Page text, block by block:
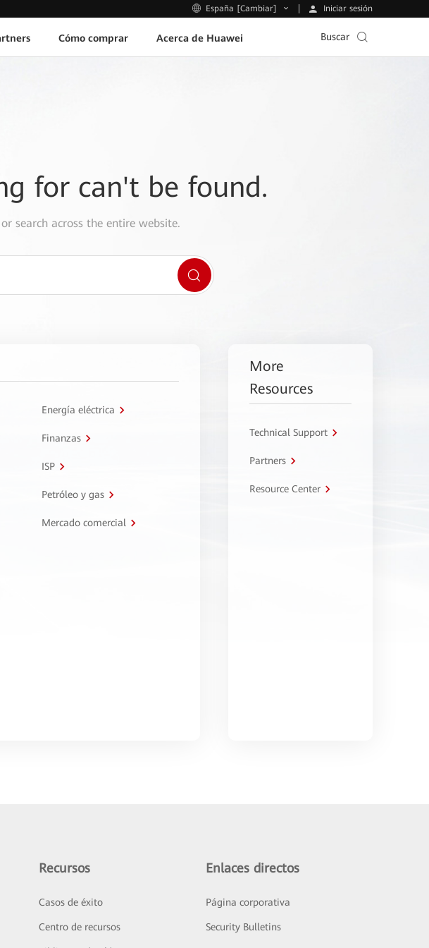
España [Cambiar] Iniciar sesión
Cómo comprar Acerca de Huawei Buscar
for can't be found.
search across the entire website.
Energía eléctrica
Finanzas
ISP
Petróleo y gas
Mercado comercial
More
Resources
Technical Support
Partners
Resource Center
Recursos
Casos de éxito
Centro de recursos
Enlaces directos
Página corporativa
Security Bulletins